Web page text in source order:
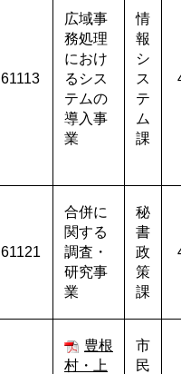
61113
広域事
務処理
におけ
るシス
テムの
導入事
業
情
報
シ
ス
テ
ム
課
61121
合併に
関する
調査・
研究事
業
秘
書
政
策
課
豊根
村・上
市
民